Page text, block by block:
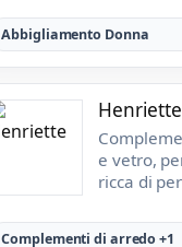
Abbigliamento Donna
Henriette
e vetro,
ricca di
Complementi di arredo +1